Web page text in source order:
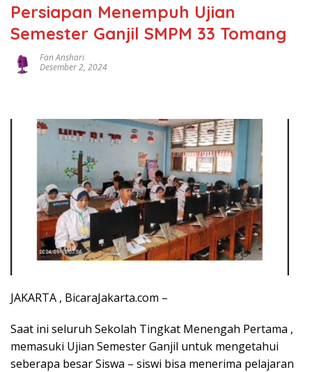
Persiapan Menempuh Ujian
Semester Ganjil SMPM 33 Tomang
Fan Anshari
Desember 2, 2024
JAKARTA , BicaraJakarta.com –
Saat ini seluruh Sekolah Tingkat Menengah Pertama ,
memasuki Ujian Semester Ganjil untuk mengetahui
seberapa besar Siswa – siswi bisa menerima pelajaran